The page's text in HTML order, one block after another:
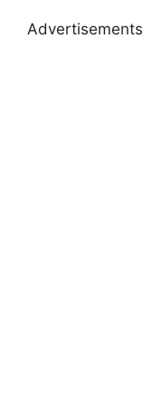
Advertisements